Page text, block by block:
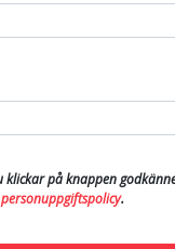
på knappen
personuppgiftspolicy.